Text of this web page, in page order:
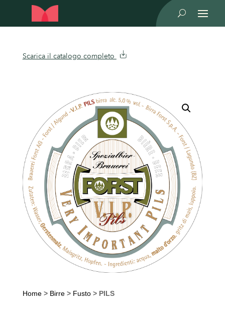
U
Scarica il catalogo completo
Home> Birre> Fusto> PILS